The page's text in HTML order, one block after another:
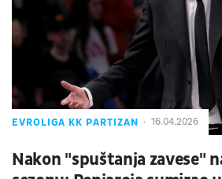
EVROLIGA KK PARTIZAN 16.04.2026
Nakon "spuštanja zavese"